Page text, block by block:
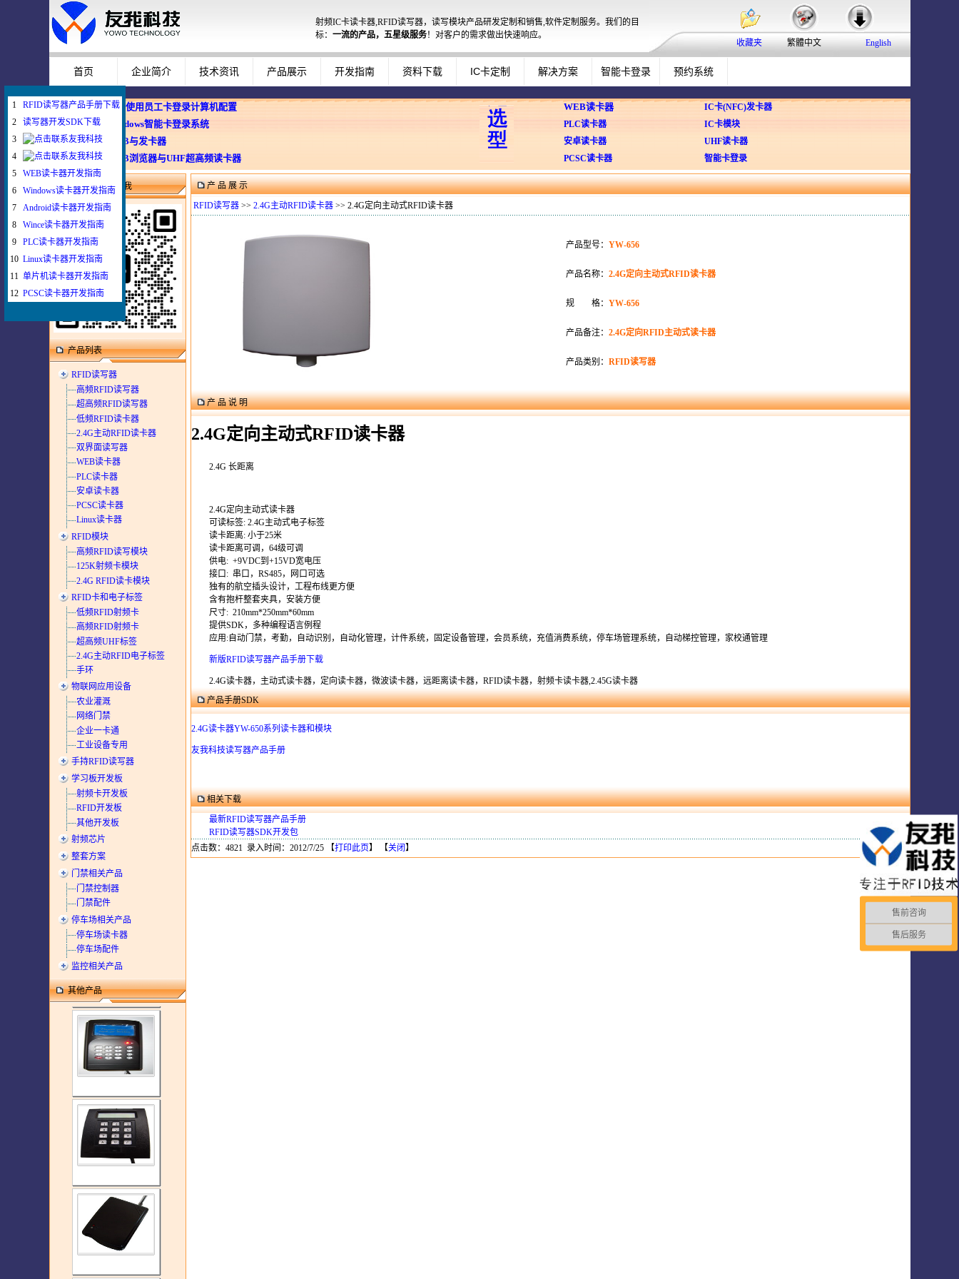
射频IC卡读卡器,RFID读写器，读写模块产品研发定制和销售,软件定制服务。我们的目
标： 一流的产品，五星级服务！对客户的需求做出快速响应。
收藏夹 繁體中文 English
首页 企业简介 技术资讯 产品展示 开发指南 资料下载 IC卡定制 解决方案 智能卡登录 预约系统
企业使用员工卡登录计算机配置
Windows智能卡登录系统
WEB与发卡器
WEB浏览器与UHF超高频读卡器
WEB读卡器
IC卡(NFC)发卡器
PLC读卡器
IC卡模块
安卓读卡器
UHF读卡器
PCSC读卡器
智能卡登录
微信扫一扫联系我
产品列表
RFID读写器
高频RFID读写器
超高频RFID读写器
低频RFID读卡器
2.4G主动RFID读卡器
双界面读写器
WEB读卡器
PLC读卡器
安卓读卡器
PCSC读卡器
Linux读卡器
RFID模块
高频RFID读写模块
125K射频卡模块
2.4G RFID读卡模块
RFID卡和电子标签
低频RFID射频卡
高频RFID射频卡
超高频UHF标签
2.4G主动RFID电子标签
手环
物联网应用设备
农业灌溉
网络门禁
企业一卡通
工业设备专用
手持RFID读写器
学习板开发板
射频卡开发板
RFID开发板
其他开发板
射频芯片
整套方案
门禁相关产品
门禁控制器
门禁配件
停车场相关产品
停车场读卡器
停车场配件
监控相关产品
其他产品
产 品 展 示
RFID读写器>> 2.4G主动RFID读卡器>> 2.4G定向主动式RFID读卡器
产品型号： YW-656
产品名称： 2.4G定向主动式RFID读卡器
规 格： YW-656
产品备注： 2.4G定向RFID主动式读卡器
产品类别： RFID读写器
产 品 说 明
2.4G定向主动式RFID读卡器
2.4G 长距离
2.4G定向主动式读卡器
可读标签: 2.4G主动式电子标签
读卡距离: 小于25米
读卡距离可调， 64级可调
供电: +9VDC到 +15VD宽电压
接口 : 串口， RS485，网口可选
独有的航空插头设计，工程布线更方便
含有抱杆整套夹具，安装方便
尺寸: 210mm*250mm*60mm
提供SDK，多种编程语言例程
应用 :自动门禁，考勤，自动识别，自动化管理，计件系统，固定设备管理，会员系统，充值消费系统，停车场管理系统，自动梯控管理，家校通管理
新版RFID读写器产品手册下载
2.4G读卡器，主动式读卡器，定向读卡器，微波读卡器，远距离读卡器，RFID读卡器，射频卡读卡器,2.45G读卡器
产品手册SDK
2.4G读卡器YW-650系列读卡器和模块
友我科技读写器产品手册
相关下载
最新RFID读写器产品手册
RFID读写器SDK开发包
点击数：4821 录入时间：2012/7/25 【打印此页】 【关闭】
1
RFID读写器产品手册下载
2
读写器开发SDK下载
3
4
5
WEB读卡器开发指南
6
Windows读卡器开发指南
7
Android读卡器开发指南
8
Wince读卡器开发指南
9
PLC读卡器开发指南
10 Linux读卡器开发指南
11 单片机读卡器开发指南
12 PCSC读卡器开发指南
售前咨询
售后服务